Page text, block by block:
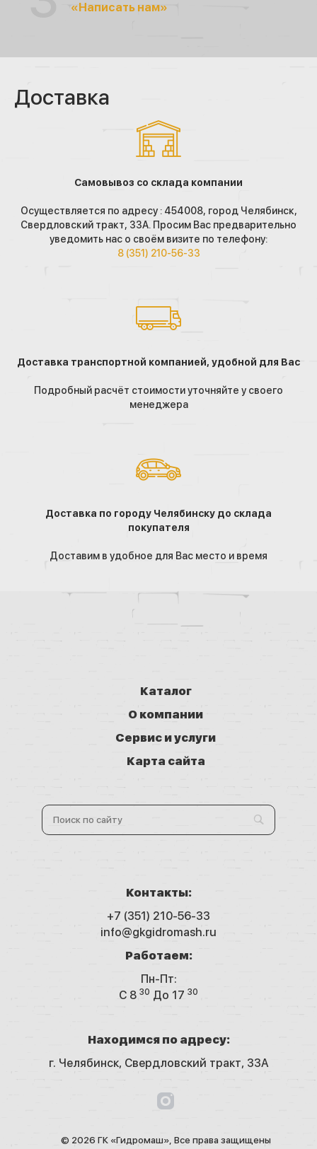
«Написать нам»
Доставка
Самовывоз со склада компании
Осуществляется по адресу : 454008, город Челябинск,
Свердловский тракт, 33А. Просим Вас предварительно
уведомить нас о своём визите по телефону:
8 (351) 210-56-33
Доставка транспортной компанией, удобной для Вас
Подробный расчёт стоимости уточняйте у своего
менеджера
Доставка по городу Челябинску до склада
покупателя
Доставим в удобное для Вас место и время
Каталог
О компании
Сервис и услуги
Карта сайта
Контакты:
+7 (351) 210-56-33
info@gkgidromash.ru
Работаем:
Пн-Пт:
C 8 30 До 17 30
Находимся по адресу:
г. Челябинск, Свердловский тракт, 33А
© 2026 ГК «Гидромаш», Все права защищены